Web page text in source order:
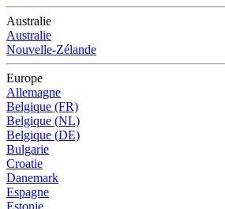
Australie
Australie
Nouvelle-Zélande
Europe
Allemagne
Belgique (FR)
Belgique (NL)
Belgique (DE)
Bulgarie
Croatie
Danemark
Espagne
Estonie